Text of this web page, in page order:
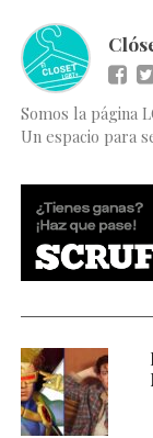
Somos la página
Un espacio para